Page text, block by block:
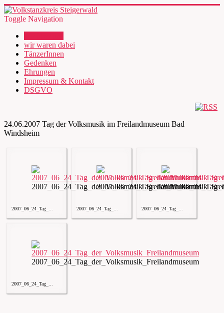
Toggle Navigation
wir waren dabei
TänzerInnen
Gedenken
Ehrungen
Impressum & Kontakt
DSGVO
24.06.2007 Tag der Volksmusik im Freilandmuseum Bad
Windsheim
2007_06_24_Tag_der_Volksmusik_Freilandmuseum
2007_06_24_Tag_... 2007_06_24_Tag_... 2007_06_24_Tag_...
2007_06_24_Tag_der_Volksmusik_Freilandmuseum
2007_06_24_Tag_...